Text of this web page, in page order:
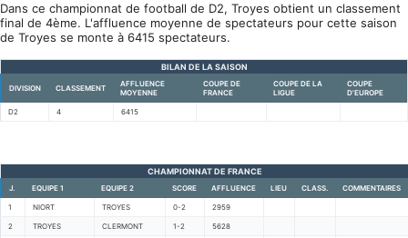
Dans ce championnat de football de D2, Troyes obtient un classement
final de 4ème. L'affluence moyenne de spectateurs pour cette saison
de Troyes se monte à 6415 spectateurs.
BILAN DE LA SAISON
DIVISION CLASSEMENT
AFFLUENCE
MOYENNE
COUPE DE
FRANCE
COUPE DE LA
LIGUE
COUPE
D'EUROPE
D2 4 6415
CHAMPIONNAT DE FRANCE
J. EQUIPE 1 EQUIPE 2 SCORE AFFLUENCE LIEU CLASS. COMMENTAIRES
1 NIORT TROYES 0-2 2959
2 TROYES CLERMONT 1-2 5628